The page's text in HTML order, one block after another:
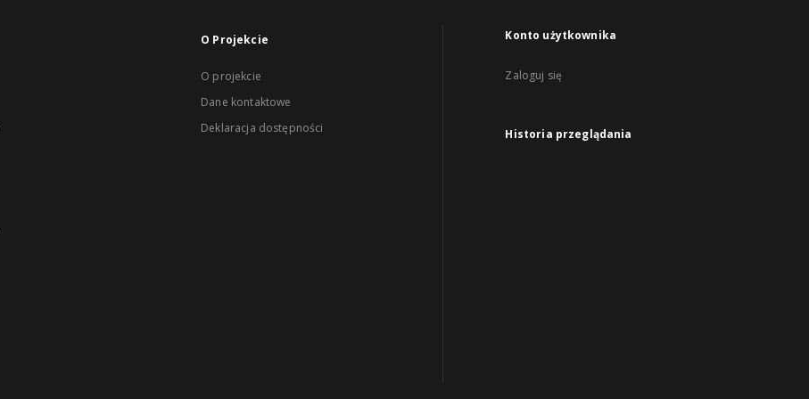
O Projekcie
O projekcie
Dane kontaktowe
Deklaracja dostępności
Konto użytkownika
Zaloguj się
Historia przeglądania